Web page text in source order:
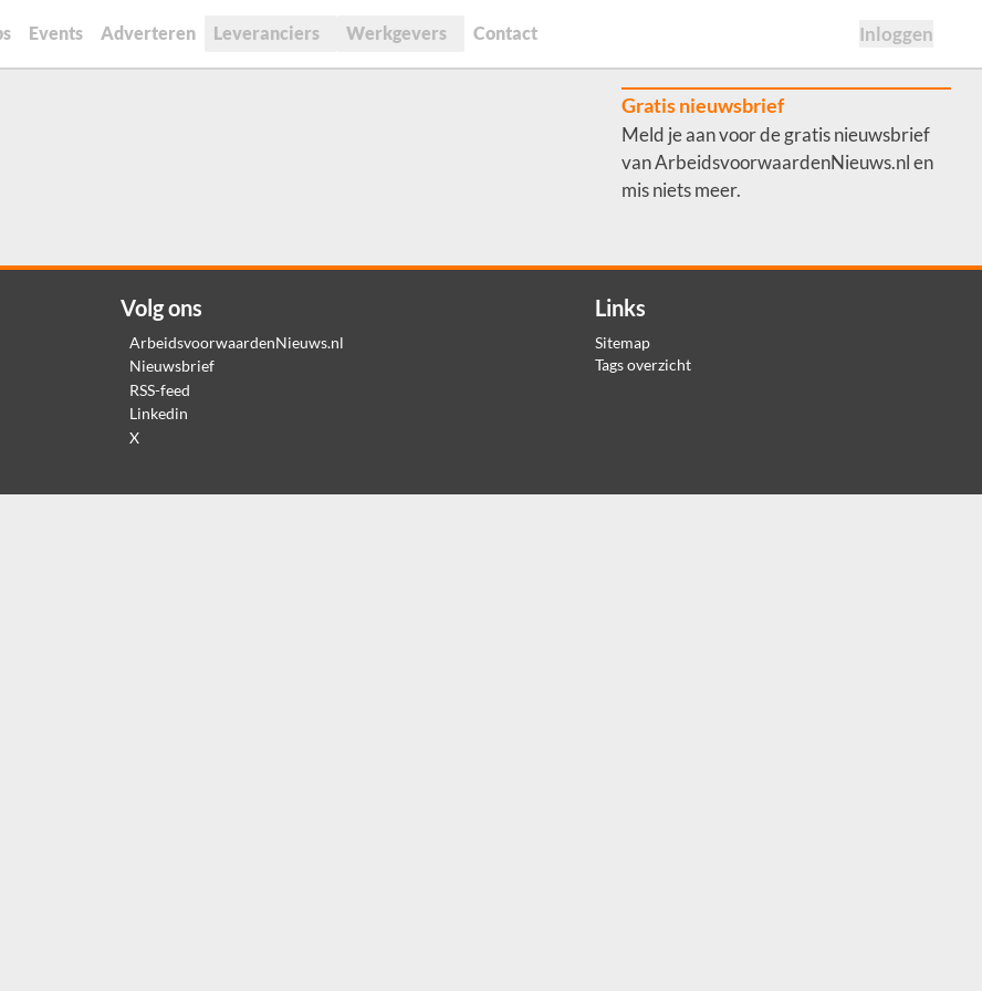
Events Adverteren Leveranciers Werkgevers Contact Inloggen
Gratis nieuwsbrief
Meld je aan voor de gratis nieuwsbrief
van ArbeidsvoorwaardenNieuws.nl en
mis niets meer.
Volg ons
ArbeidsvoorwaardenNieuws.nl
Nieuwsbrief
RSS-feed
Linkedin
X
Links
Sitemap
Tags overzicht